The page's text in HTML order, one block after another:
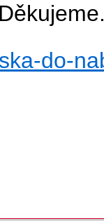
do-